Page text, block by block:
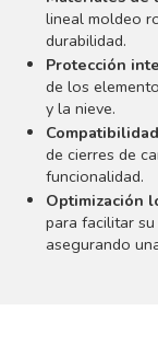
lineal moldeo
durabilidad.
Protección
de los
y la nieve.
de cierres de
funcionalidad.
Optimización
para facilitar
asegurando